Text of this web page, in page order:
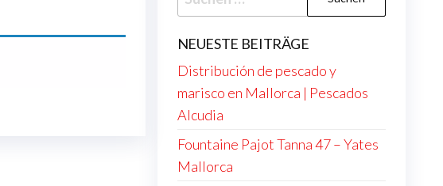
nach:
NEUESTE BEITRÄGE
Distribución de pescado y
marisco en Mallorca | Pescados
Alcudia
Fountaine Pajot Tanna 47 – Yates
Mallorca